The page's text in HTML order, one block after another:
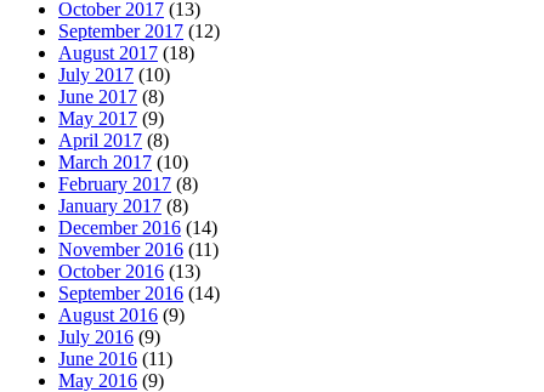
October 2017 (13)
September 2017 (12)
August 2017 (18)
July 2017 (10)
June 2017 (8)
May 2017 (9)
April 2017 (8)
March 2017 (10)
February 2017 (8)
January 2017 (8)
December 2016 (14)
November 2016 (11)
October 2016 (13)
September 2016 (14)
August 2016 (9)
July 2016 (9)
June 2016 (11)
May 2016 (9)